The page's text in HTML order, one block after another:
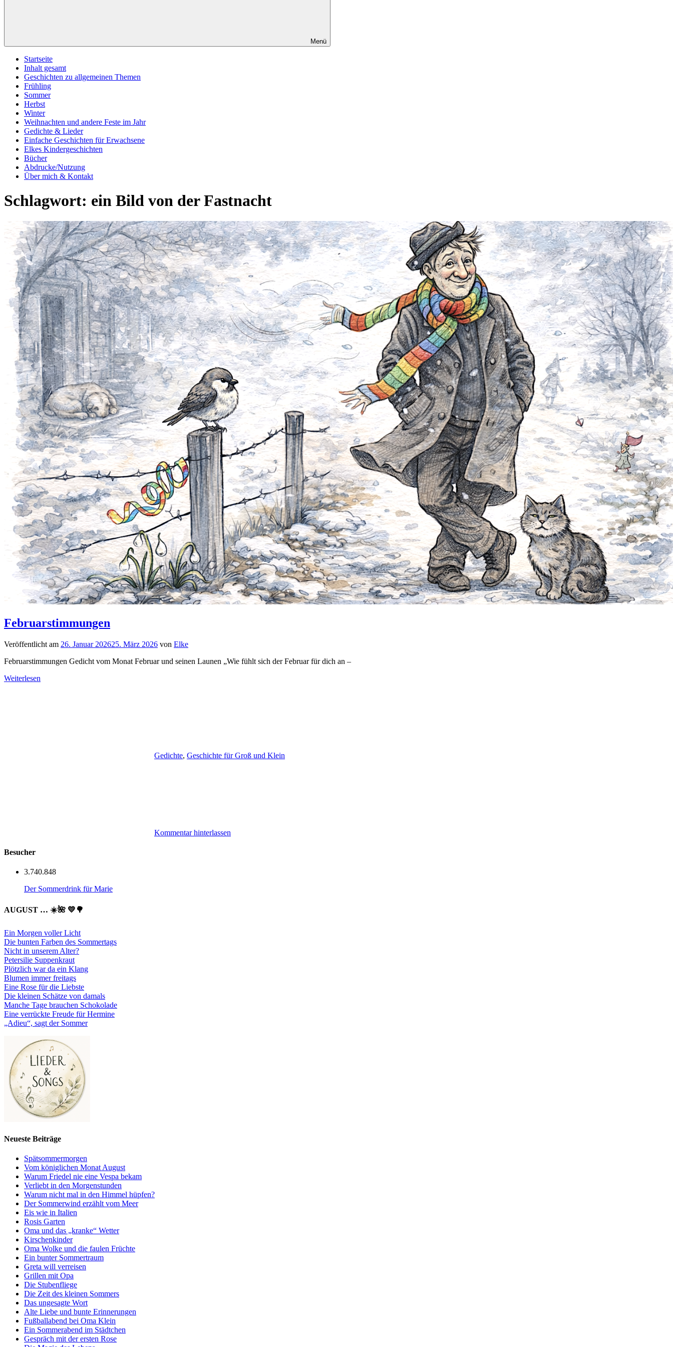
Menü
Startseite
Inhalt gesamt
Geschichten zu allgemeinen Themen
Frühling
Sommer
Herbst
Winter
Weihnachten und andere Feste im Jahr
Gedichte & Lieder
Einfache Geschichten für Erwachsene
Elkes Kindergeschichten
Bücher
Abdrucke/Nutzung
Über mich & Kontakt
Schlagwort: ein Bild von der Fastnacht
Februarstimmungen
Veröffentlicht am 26. Januar 202625. März 2026 von Elke
Februarstimmungen Gedicht vom Monat Februar und seinen Launen „Wie fühlt sich der Februar für dich an –
Weiterlesen
Gedichte, Geschichte für Groß und Klein
Kommentar hinterlassen
Besucher
3.740.848
Der Sommerdrink für Marie
AUGUST … ☀️🌺 💛🌳
Ein Morgen voller Licht
Die bunten Farben des Sommertags
Nicht in unserem Alter?
Petersilie Suppenkraut
Plötzlich war da ein Klang
Blumen immer freitags
Eine Rose für die Liebste
Die kleinen Schätze von damals
Manche Tage brauchen Schokolade
Eine verrückte Freude für Hermine
„Adieu“, sagt der Sommer
Neueste Beiträge
Spätsommermorgen
Vom königlichen Monat August
Warum Friedel nie eine Vespa bekam
Verliebt in den Morgenstunden
Warum nicht mal in den Himmel hüpfen?
Der Sommerwind erzählt vom Meer
Eis wie in Italien
Rosis Garten
Oma und das „kranke“ Wetter
Kirschenkinder
Oma Wolke und die faulen Früchte
Ein bunter Sommertraum
Greta will verreisen
Grillen mit Opa
Die Stubenfliege
Die Zeit des kleinen Sommers
Das ungesagte Wort
Alte Liebe und bunte Erinnerungen
Fußballabend bei Oma Klein
Ein Sommerabend im Städtchen
Gespräch mit der ersten Rose